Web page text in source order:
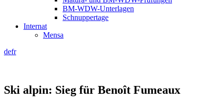
BM-WDW-Unterlagen
Schnuppertage
Internat
Mensa
defr
Ski alpin: Sieg für Benoît Fumeaux